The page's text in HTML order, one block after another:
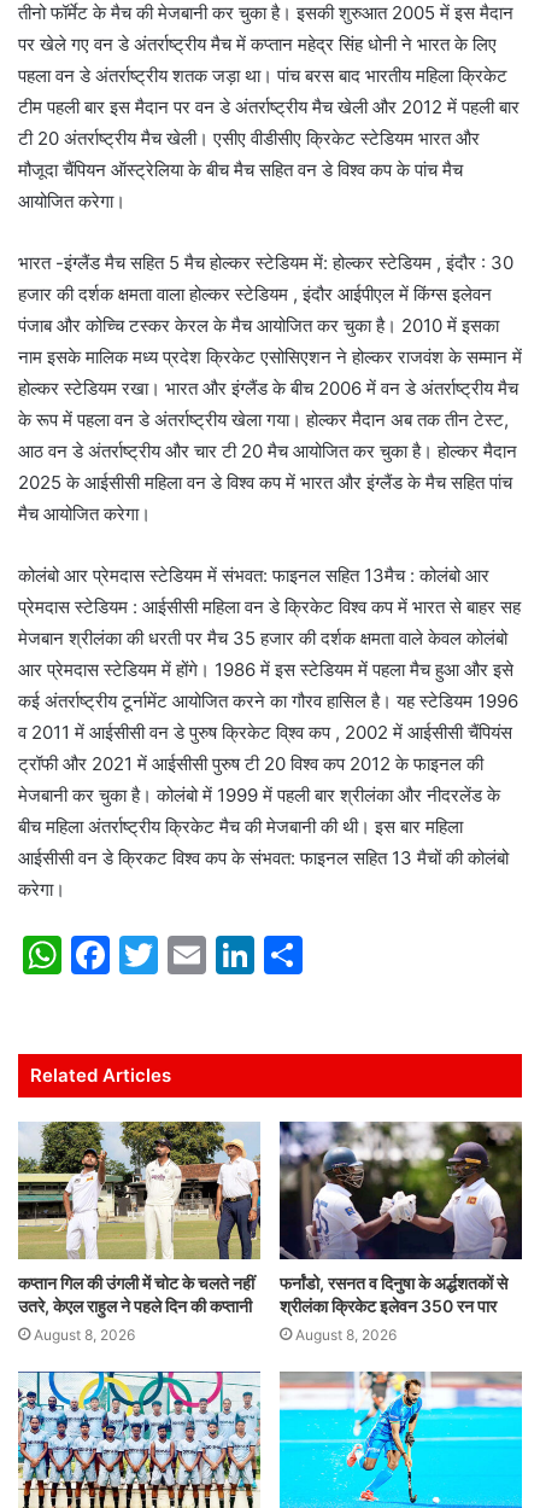
तीनो फॉर्मेट के मैच की मेजबानी कर चुका है। इसकी शुरुआत 2005 में इस मैदान
पर खेले गए वन डे अंतर्राष्ट्रीय मैच में कप्तान महेद्र सिंह धोनी ने भारत के लिए
पहला वन डे अंतर्राष्ट्रीय शतक जड़ा था। पांच बरस बाद भारतीय महिला क्रिकेट
टीम पहली बार इस मैदान पर वन डे अंतर्राष्ट्रीय मैच खेली और 2012 में पहली बार
टी 20 अंतर्राष्ट्रीय मैच खेली। एसीए वीडीसीए क्रिकेट स्टेडियम भारत और
मौजूदा चैंपियन ऑस्ट्रेलिया के बीच मैच सहित वन डे विश्व कप के पांच मैच
आयोजित करेगा।
भारत -इंग्लैंड मैच सहित 5 मैच होल्कर स्टेडियम में: होल्कर स्टेडियम , इंदौर : 30
हजार की दर्शक क्षमता वाला होल्कर स्टेडियम , इंदौर आईपीएल में किंग्स इलेवन
पंजाब और कोच्चि टस्कर केरल के मैच आयोजित कर चुका है। 2010 में इसका
नाम इसके मालिक मध्य प्रदेश क्रिकेट एसोसिएशन ने होल्कर राजवंश के सम्मान में
होल्कर स्टेडियम रखा। भारत और इंग्लैंड के बीच 2006 में वन डे अंतर्राष्ट्रीय मैच
के रूप में पहला वन डे अंतर्राष्ट्रीय खेला गया। होल्कर मैदान अब तक तीन टेस्ट,
आठ वन डे अंतर्राष्ट्रीय और चार टी 20 मैच आयोजित कर चुका है। होल्कर मैदान
2025 के आईसीसी महिला वन डे विश्व कप में भारत और इंग्लैंड के मैच सहित पांच
मैच आयोजित करेगा।
कोलंबो आर प्रेमदास स्टेडियम में संभवत: फाइनल सहित 13मैच : कोलंबो आर
प्रेमदास स्टेडियम : आईसीसी महिला वन डे क्रिकेट विश्व कप में भारत से बाहर सह
मेजबान श्रीलंका की धरती पर मैच 35 हजार की दर्शक क्षमता वाले केवल कोलंबो
आर प्रेमदास स्टेडियम में होंगे। 1986 में इस स्टेडियम में पहला मैच हुआ और इसे
कई अंतर्राष्ट्रीय टूर्नामेंट आयोजित करने का गौरव हासिल है। यह स्टेडियम 1996
व 2011 में आईसीसी वन डे पुरुष क्रिकेट वि्श्व कप , 2002 में आईसीसी चैंपियंस
ट्रॉफी और 2021 में आईसीसी पुरुष टी 20 विश्व कप 2012 के फाइनल की
मेजबानी कर चुका है। कोलंबो में 1999 में पहली बार श्रीलंका और नीदरलेंड के
बीच महिला अंतर्राष्ट्रीय क्रिकेट मैच की मेजबानी की थी। इस बार महिला
आईसीसी वन डे क्रिकट विश्व कप के संभवत: फाइनल सहित 13 मैचों की कोलंबो
करेगा।
W
s
A
p
p
F
e
b
o
o
k
T
er
E
l
Li
e
dI
n
e
Related Articles
कप्तान गिल की उंगली में चोट के चलते नहीं
उतरे, केएल राहुल ने पहले दिन की कप्तानी
August 8, 2026
फर्नांडो, रसनत व दिनुषा के अर्द्धशतकों से
श्रीलंका क्रिकेट इलेवन 350 रन पार
August 8, 2026